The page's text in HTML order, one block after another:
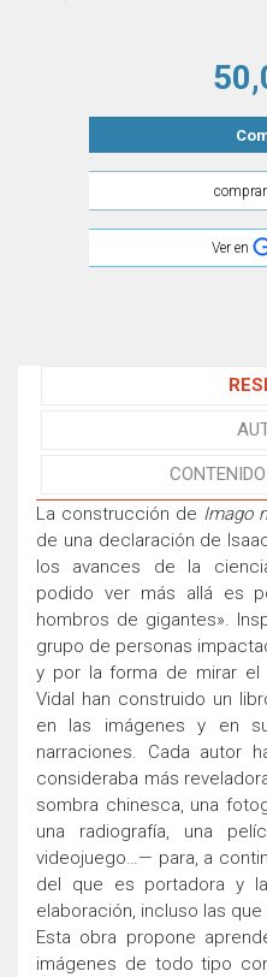
Ver en
La construcción de Imago
de una declaración de
los avances de la
podido ver más allá es
hombros de gigantes».
grupo de personas
y por la forma de mirar el
Vidal han construido un
en las imágenes y en
narraciones. Cada autor
consideraba más
sombra chinesca, una
una radiografía, una
videojuego…— para, a
del que es portadora y
elaboración, incluso las
Esta obra propone
imágenes de todo tipo